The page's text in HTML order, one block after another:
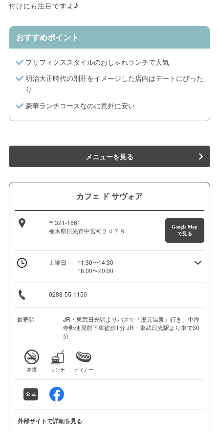
付けにも注目ですよ♪
おすすめポイント
プリフィクススタイルのおしゃれランチで人気
明治大正時代の別荘をイメージした店内はデートにぴった
り
豪華ランチコースなのに意外に安い
メニューを見る
カフェ ド サヴォア
〒321-1661
栃木県日光市中宮祠２４７８
Google Map
で見る
土曜日
11:30〜14:30
18:00〜20:00
0288-55-1150
最寄駅
JR・東武日光駅よりバスで「湯元温泉」行き、中禅
寺郵便局前下車徒歩1分 JR・東武日光駅より車で30
分
禁煙 ランチ ディナー
外部サイトで詳細を見る